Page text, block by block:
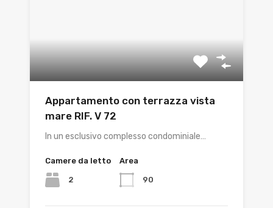
Appartamento con terrazza vista
mare RIF. V 72
In un esclusivo complesso condominiale…
Camere da letto
2
Area
90